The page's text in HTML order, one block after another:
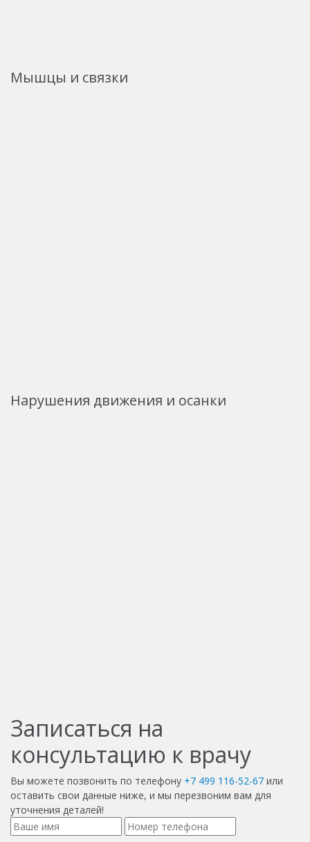
Мышцы и связки
Нарушения движения и осанки
Записаться на
консультацию к врачу
Вы можете позвонить по телефону +7 499 116-52-67 или
оставить свои данные ниже, и мы перезвоним вам для
уточнения деталей!